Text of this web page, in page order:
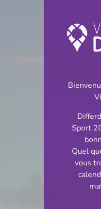
14:00
Stade Jos
synthétique)
Sport
Quel
vous